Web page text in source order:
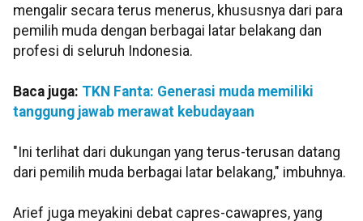
mengalir secara terus menerus, khususnya dari para
pemilih muda dengan berbagai latar belakang dan
profesi di seluruh Indonesia.
Baca juga: TKN Fanta: Generasi muda memiliki
tanggung jawab merawat kebudayaan
"Ini terlihat dari dukungan yang terus-terusan datang
dari pemilih muda berbagai latar belakang," imbuhnya.
Arief juga meyakini debat capres-cawapres, yang